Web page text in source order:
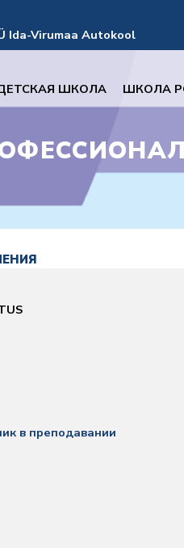
Ida-Virumaa Autokool
ШКОЛА ШКОЛА
в преподавании